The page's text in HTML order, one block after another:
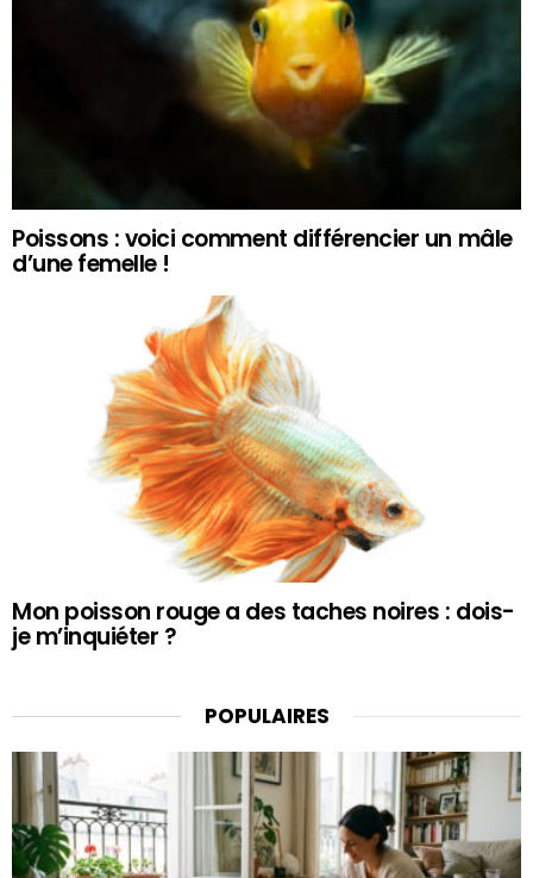
Poissons : voici comment différencier un mâle
d’une femelle !
Mon poisson rouge a des taches noires : dois-
je m’inquiéter ?
POPULAIRES